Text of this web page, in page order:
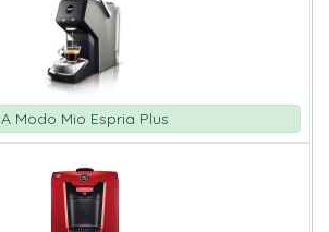
A Modo Mio Espria Plus